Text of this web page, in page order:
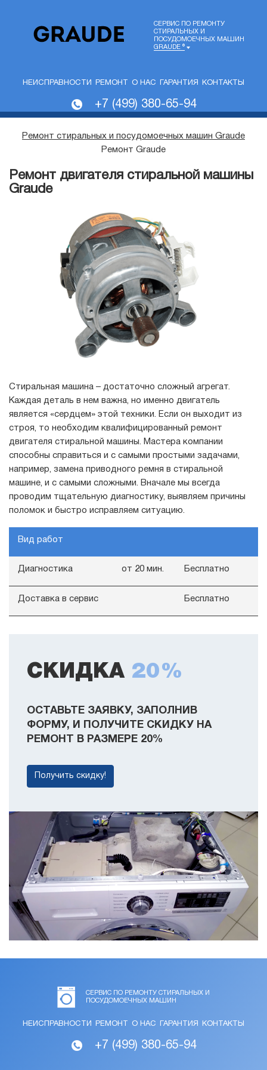
СЕРВИС ПО РЕМОНТУ
СТИРАЛЬНЫХ И
ПОСУДОМОЕЧНЫХ МАШИН
GRAUDE ®
НЕИСПРАВНОСТИ РЕМОНТ О НАС ГАРАНТИЯ КОНТАКТЫ
+7 (499) 380-65-94
Ремонт стиральных и посудомоечных машин Graude
Ремонт Graude
Ремонт двигателя стиральной машины
Graude
Стиральная машина – достаточно сложный агрегат.
Каждая деталь в нем важна, но именно двигатель
является «сердцем» этой техники. Если он выходит из
строя, то необходим квалифицированный ремонт
двигателя стиральной машины. Мастера компании
способны справиться и с самыми простыми задачами,
например, замена приводного ремня в стиральной
машине, и с самыми сложными. Вначале мы всегда
проводим тщательную диагностику, выявляем причины
поломок и быстро исправляем ситуацию.
Вид работ
Диагностика от 20 мин. Бесплатно
Доставка в сервис Бесплатно
СКИДКА 20%
ОСТАВЬТЕ ЗАЯВКУ, ЗАПОЛНИВ
ФОРМУ, И ПОЛУЧИТЕ СКИДКУ НА
РЕМОНТ В РАЗМЕРЕ 20%
Получить скидку!
СЕРВИС ПО РЕМОНТУ СТИРАЛЬНЫХ И
ПОСУДОМОЕЧНЫХ МАШИН
НЕИСПРАВНОСТИ РЕМОНТ О НАС ГАРАНТИЯ КОНТАКТЫ
+7 (499) 380-65-94